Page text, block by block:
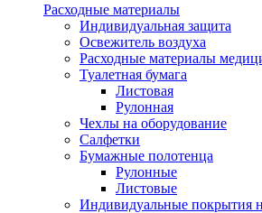
Расходные материалы
Индивидуальная защита
Освежитель воздуха
Расходные материалы
Туалетная бумага
Листовая
Рулонная
Чехлы на оборудование
Салфетки
Бумажные полотенца
Рулонные
Листовые
Индивидуальные покрытия